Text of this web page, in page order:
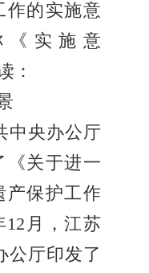
作的实施意
《实施意
：
中央办公厅
《关于进一
产保护工作
12月，江苏
公厅印发了